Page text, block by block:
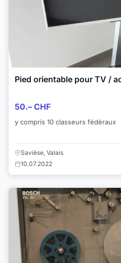
Pied
50.– CHF
y compris 10 classeurs fédéraux
Savièse, Valais
10.07.2022